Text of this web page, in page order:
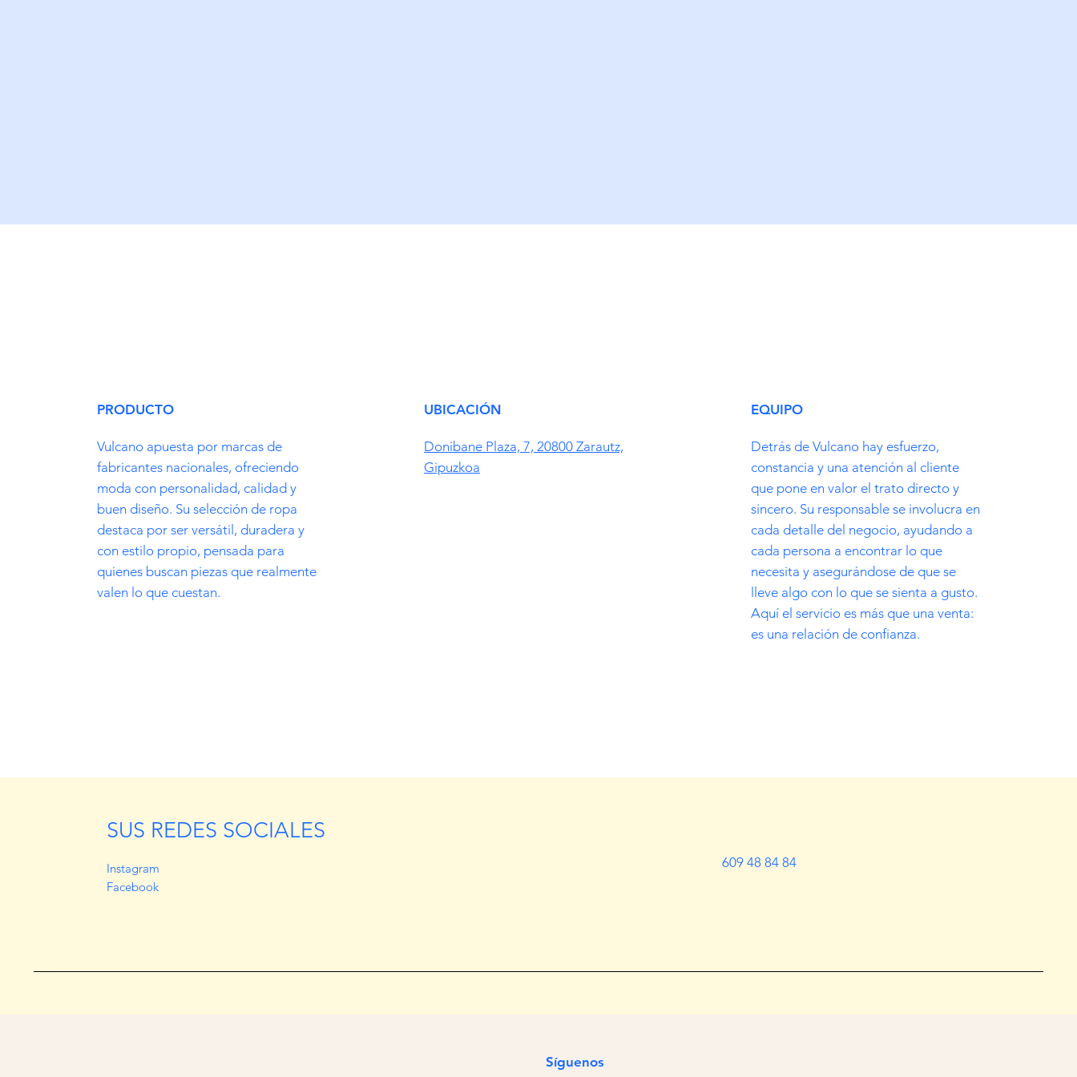
PRODUCTO
Vulcano apuesta por marcas de
fabricantes nacionales, ofreciendo
moda con personalidad, calidad y
buen diseño. Su selección de ropa
destaca por ser versátil, duradera y
con estilo propio, pensada para
quienes buscan piezas que realmente
valen lo que cuestan.
UBICACIÓN
Donibane Plaza, 7, 20800 Zarautz,
Gipuzkoa
EQUIPO
Detrás de Vulcano hay esfuerzo,
constancia y una atención al cliente
que pone en valor el trato directo y
sincero. Su responsable se involucra en
cada detalle del negocio, ayudando a
cada persona a encontrar lo que
necesita y asegurándose de que se
lleve algo con lo que se sienta a gusto.
Aquí el servicio es más que una venta:
es una relación de confianza.
SUS REDES SOCIALES
Instagram
Facebook
609 48 84 84
Síguenos